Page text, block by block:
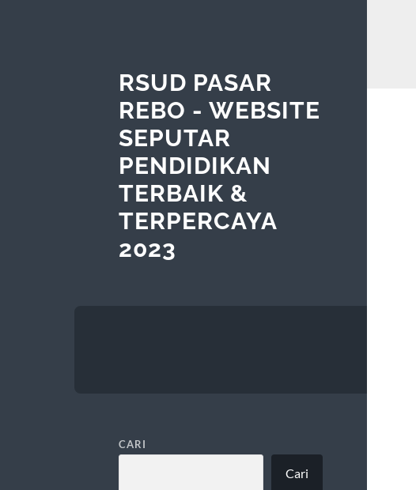
RSUD PASAR
REBO - WEBSITE
SEPUTAR
PENDIDIKAN
TERBAIK &
TERPERCAYA
2023
CARI
Cari